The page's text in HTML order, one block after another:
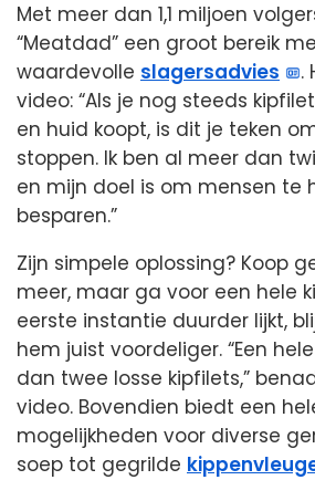
Met meer dan 1,1 miljoen
“Meatdad” een groot bereik
waardevolle slagersadvies
.
video: “Als je nog steeds
en huid koopt, is dit je teken
stoppen. Ik ben al meer dan
en mijn doel is om mensen te
besparen.”
Zijn simpele oplossing? Koop
meer, maar ga voor een hele
eerste instantie duurder lijkt,
hem juist voordeliger. “Een
dan twee losse kipfilets,”
video. Bovendien biedt een
mogelijkheden voor diverse
soep tot gegrilde